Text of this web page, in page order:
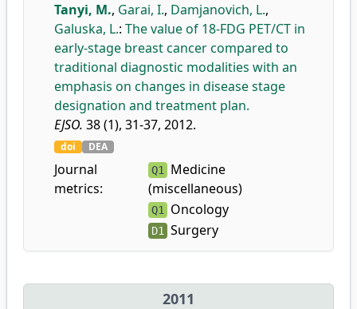
Tanyi, M., Garai, I., Damjanovich, L.,
Galuska, L.: The value of 18-FDG PET/CT in
early-stage breast cancer compared to
traditional diagnostic modalities with an
emphasis on changes in disease stage
designation and treatment plan.
EJSO. 38 (1), 31-37, 2012.
doi DEA
Journal
metrics:
Q1 Medicine
(miscellaneous)
Q1 Oncology
D1 Surgery
2011